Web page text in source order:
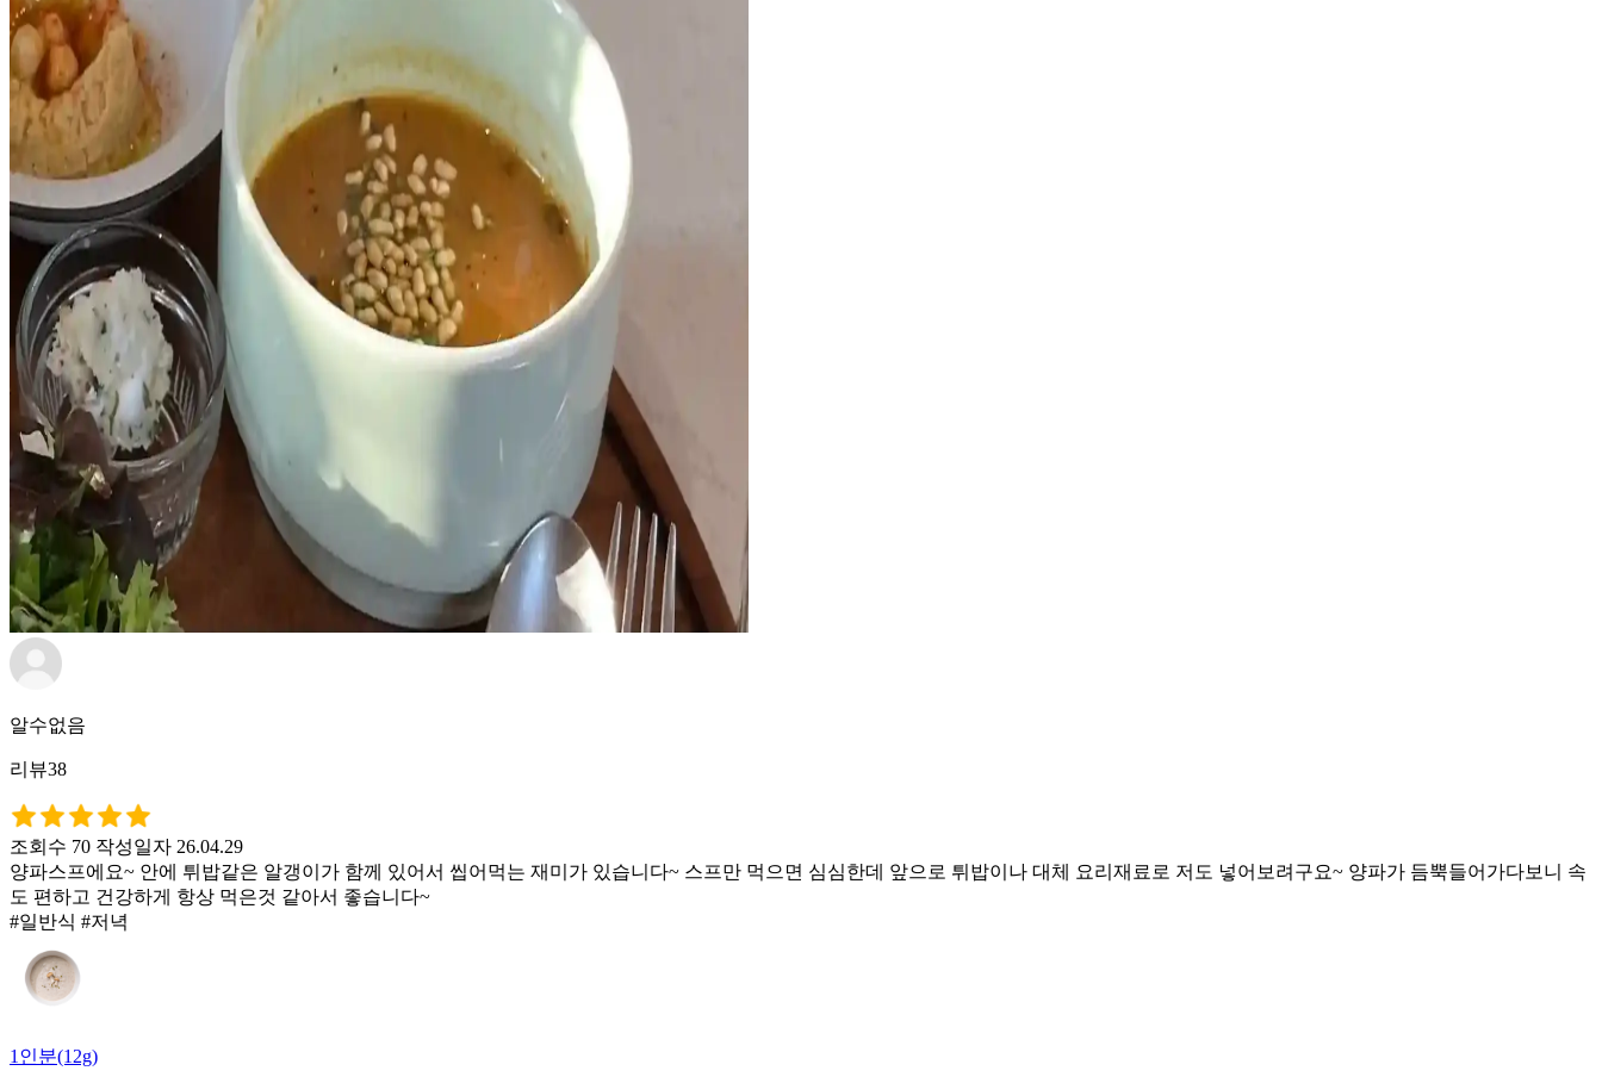
알수없음
리뷰38
조회수 70 작성일자 26.04.29
양파스프에요~ 안에 튀밥같은 알갱이가 함께 있어서 씹어먹는 재미가 있습니다~ 스프만 먹으면 심심한데 앞으로 튀밥이나 대체 요리재료로 저도 넣어보려구요~ 양파가 듬뿍들어가다보니 속
도 편하고 건강하게 항상 먹은것 같아서 좋습니다~
#일반식 #저녁
1인분(12g)